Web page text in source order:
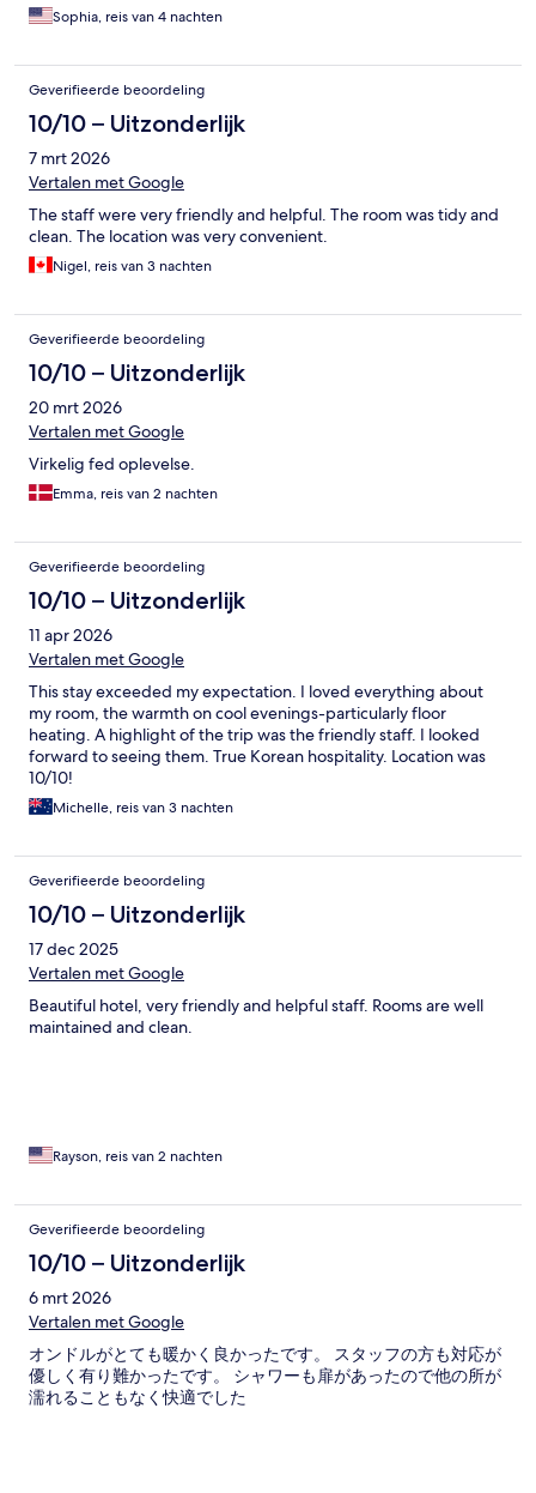
Sophia, reis van 4 nachten
Geverifieerde beoordeling
10/10 – Uitzonderlijk
7 mrt 2026
Vertalen met Google
The staff were very friendly and helpful. The room was tidy and
clean. The location was very convenient.
Nigel, reis van 3 nachten
Geverifieerde beoordeling
10/10 – Uitzonderlijk
20 mrt 2026
Vertalen met Google
Virkelig fed oplevelse.
Emma, reis van 2 nachten
Geverifieerde beoordeling
10/10 – Uitzonderlijk
11 apr 2026
Vertalen met Google
This stay exceeded my expectation. I loved everything about
my room, the warmth on cool evenings-particularly floor
heating. A highlight of the trip was the friendly staff. I looked
forward to seeing them. True Korean hospitality. Location was
10/10!
Michelle, reis van 3 nachten
Geverifieerde beoordeling
10/10 – Uitzonderlijk
17 dec 2025
Vertalen met Google
Beautiful hotel, very friendly and helpful staff. Rooms are well
maintained and clean.
Rayson, reis van 2 nachten
Geverifieerde beoordeling
10/10 – Uitzonderlijk
6 mrt 2026
Vertalen met Google
オンドルがとても暖かく良かったです。 スタッフの方も対応が
優しく有り難かったです。 シャワーも扉があったので他の所が
濡れることもなく快適でした